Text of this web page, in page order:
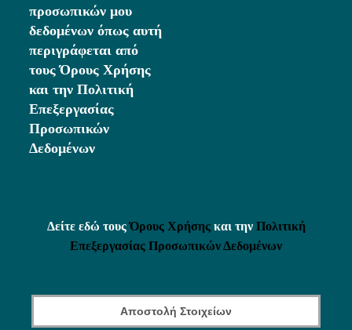
προσωπικών μου
δεδομένων όπως αυτή
περιγράφεται από
τους Όρους Χρήσης
και την Πολιτική
Επεξεργασίας
Προσωπικών
Δεδομένων
Δείτε εδώ τουςΌρους Χρήσηςκαι την Πολιτική
Επεξεργασίας Προσωπικών Δεδομένων